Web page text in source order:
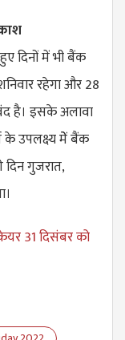
दिनों में भी बैंक
रहेगा और 28
है। इसके अलावा
के उपलक्ष्य मेें बैंक
गुजरात,
31 दिसंबर को